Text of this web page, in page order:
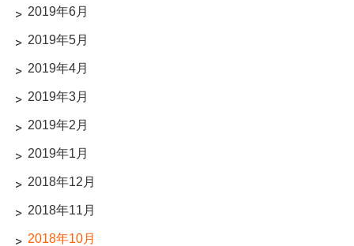
2019年6月
2019年5月
2019年4月
2019年3月
2019年2月
2019年1月
2018年12月
2018年11月
2018年10月